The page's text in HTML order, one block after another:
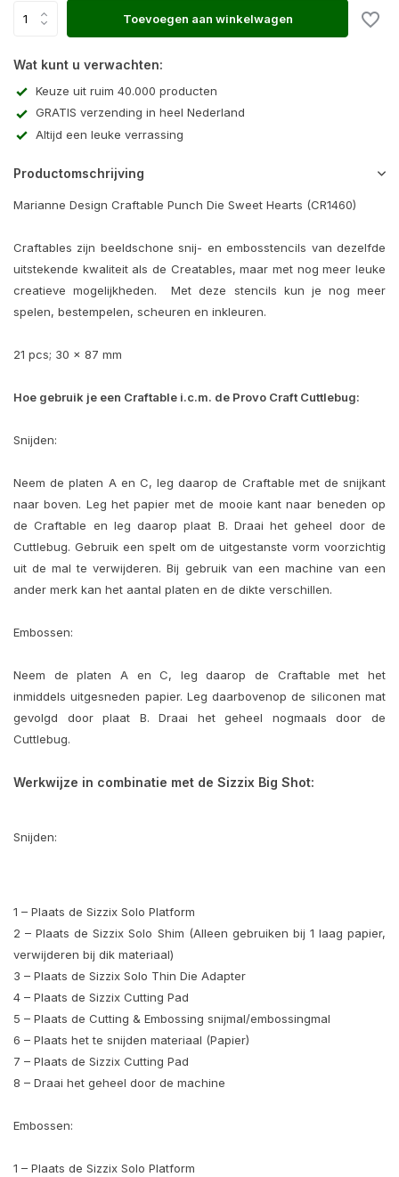
Toevoegen aan winkelwagen
Wat kunt u verwachten:
Keuze uit ruim 40.000 producten
GRATIS verzending in heel Nederland
Altijd een leuke verrassing
Productomschrijving
Marianne Design Craftable Punch Die Sweet Hearts (CR1460)
Craftables zijn beeldschone snij- en embosstencils van dezelfde
uitstekende kwaliteit als de Creatables, maar met nog meer leuke
creatieve mogelijkheden. Met deze stencils kun je nog meer
spelen, bestempelen, scheuren en inkleuren.
21 pcs; 30 x 87 mm
Hoe gebruik je een Craftable i.c.m. de Provo Craft Cuttlebug:
Snijden:
Neem de platen A en C, leg daarop de Craftable met de snijkant
naar boven. Leg het papier met de mooie kant naar beneden op
de Craftable en leg daarop plaat B. Draai het geheel door de
Cuttlebug. Gebruik een spelt om de uitgestanste vorm voorzichtig
uit de mal te verwijderen. Bij gebruik van een machine van een
ander merk kan het aantal platen en de dikte verschillen.
Embossen:
Neem de platen A en C, leg daarop de Craftable met het
inmiddels uitgesneden papier. Leg daarbovenop de siliconen mat
gevolgd door plaat B. Draai het geheel nogmaals door de
Cuttlebug.
Werkwijze in combinatie met de Sizzix Big Shot:
Snijden:
1 – Plaats de Sizzix Solo Platform
2 – Plaats de Sizzix Solo Shim (Alleen gebruiken bij 1 laag papier,
verwijderen bij dik materiaal)
3 – Plaats de Sizzix Solo Thin Die Adapter
4 – Plaats de Sizzix Cutting Pad
5 – Plaats de Cutting & Embossing snijmal/embossingmal
6 – Plaats het te snijden materiaal (Papier)
7 – Plaats de Sizzix Cutting Pad
8 – Draai het geheel door de machine
Embossen:
1 – Plaats de Sizzix Solo Platform